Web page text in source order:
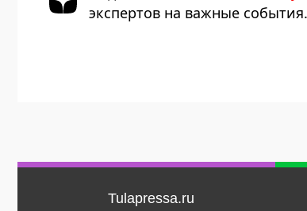
экспертов на важные события.
Tulapressa.ru